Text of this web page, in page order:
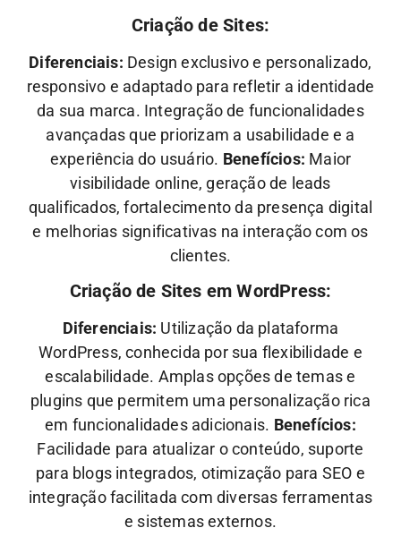
Criação de Sites:
Diferenciais: Design exclusivo e personalizado,
responsivo e adaptado para refletir a identidade
da sua marca. Integração de funcionalidades
avançadas que priorizam a usabilidade e a
experiência do usuário. Benefícios: Maior
visibilidade online, geração de leads
qualificados, fortalecimento da presença digital
e melhorias significativas na interação com os
clientes.
Criação de Sites em WordPress:
Diferenciais: Utilização da plataforma
WordPress, conhecida por sua flexibilidade e
escalabilidade. Amplas opções de temas e
plugins que permitem uma personalização rica
em funcionalidades adicionais. Benefícios:
Facilidade para atualizar o conteúdo, suporte
para blogs integrados, otimização para SEO e
integração facilitada com diversas ferramentas
e sistemas externos.